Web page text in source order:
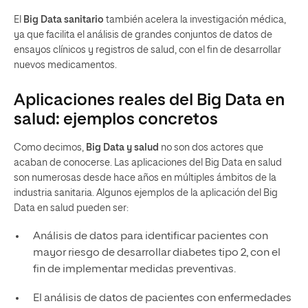
El Big Data sanitario también acelera la investigación médica,
ya que facilita el análisis de grandes conjuntos de datos de
ensayos clínicos y registros de salud, con el fin de desarrollar
nuevos medicamentos.
Aplicaciones reales del Big Data en
salud: ejemplos concretos
Como decimos, Big Data y salud no son dos actores que
acaban de conocerse. Las aplicaciones del Big Data en salud
son numerosas desde hace años en múltiples ámbitos de la
industria sanitaria. Algunos ejemplos de la aplicación del Big
Data en salud pueden ser:
Análisis de datos para identificar pacientes con
mayor riesgo de desarrollar diabetes tipo 2, con el
fin de implementar medidas preventivas.
El análisis de datos de pacientes con enfermedades